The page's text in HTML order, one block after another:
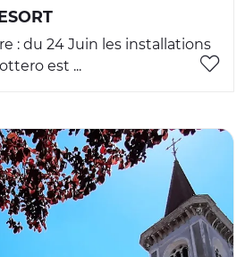
: du 24 Juin les installations
est ...